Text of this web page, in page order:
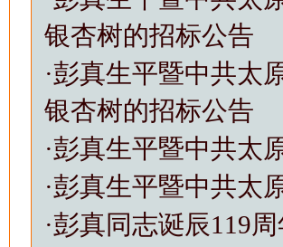
银杏树的招标公告
·彭真生平暨中共太
银杏树的招标公告
·彭真生平暨中共太
·彭真生平暨中共太
·彭真同志诞辰119